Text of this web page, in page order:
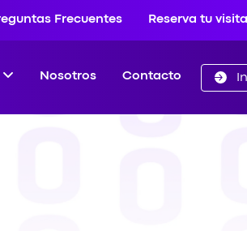
Frecuentes Reserva tu visita
Nosotros Contacto